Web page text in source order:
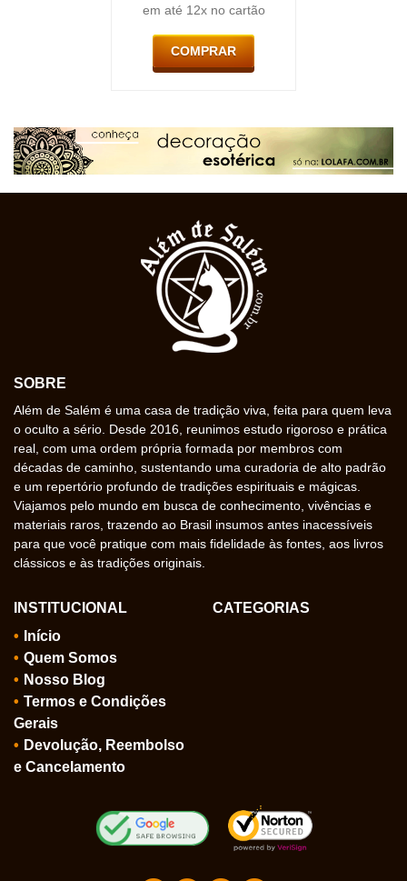
em até 12x no cartão
COMPRAR
SOBRE
Além de Salém é uma casa de tradição viva, feita para quem leva
o oculto a sério. Desde 2016, reunimos estudo rigoroso e prática
real, com uma ordem própria formada por membros com
décadas de caminho, sustentando uma curadoria de alto padrão
e um repertório profundo de tradições espirituais e mágicas.
Viajamos pelo mundo em busca de conhecimento, vivências e
materiais raros, trazendo ao Brasil insumos antes inacessíveis
para que você pratique com mais fidelidade às fontes, aos livros
clássicos e às tradições originais.
INSTITUCIONAL
Início
Quem Somos
Nosso Blog
Termos e Condições
Gerais
Devolução, Reembolso
e Cancelamento
CATEGORIAS